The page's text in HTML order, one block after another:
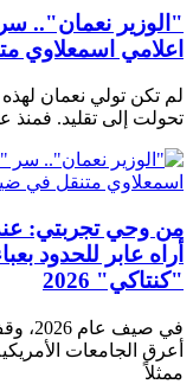
"الوزير نعمان"..
اعلامي اسمعلاوي
لم تكن تولي نعمان
تحولت إلى تقليد. فمنذ
من وحي تجربتي:
أراه عابر للحدود
"كنتاكي" 2026
في
أعرق الجامعات
ممثلاً